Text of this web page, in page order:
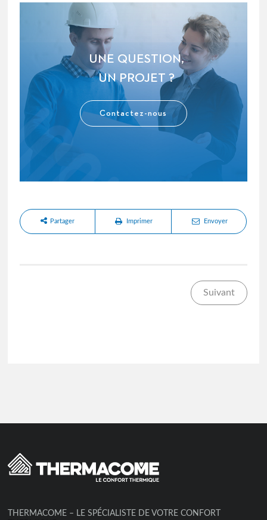
UNE QUESTION,
UN PROJET ?
Contactez-nous
Partager Imprimer Envoyer
Suivant
THERMACOME – LE SPÉCIALISTE DE VOTRE CONFORT